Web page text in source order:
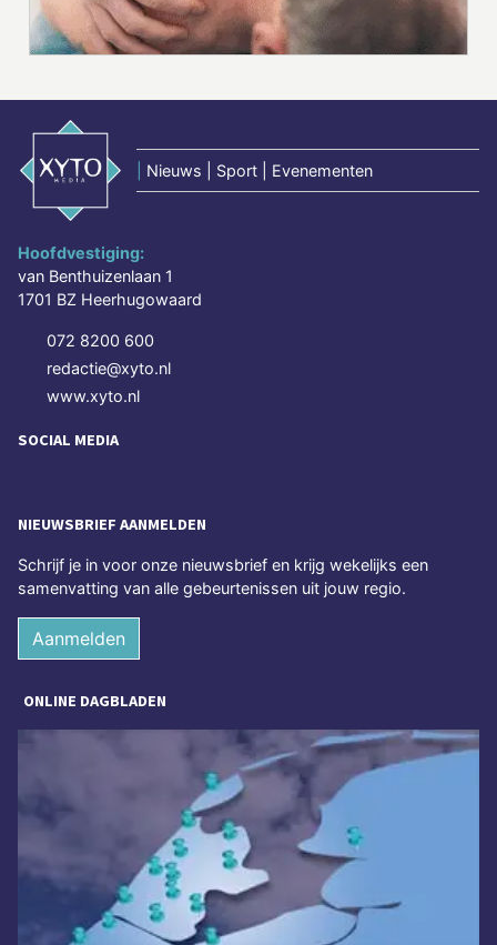
Nieuws | Sport | Evenementen
Hoofdvestiging:
van Benthuizenlaan 1
1701 BZ Heerhugowaard
072 8200 600
redactie@xyto.nl
www.xyto.nl
SOCIAL MEDIA
NIEUWSBRIEF AANMELDEN
Schrijf je in voor onze nieuwsbrief en krijg wekelijks een
samenvatting van alle gebeurtenissen uit jouw regio.
Aanmelden
ONLINE DAGBLADEN